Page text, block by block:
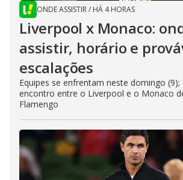
ONDE ASSISTIR/ HÁ 4 HORAS
Liverpool x Monaco:
assistir, horário e
escalações
Equipes se enfrentam neste domingo
encontro entre o Liverpool e o Monaco
Flamengo